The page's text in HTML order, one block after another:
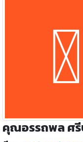
คุณอรรถพล ศรี